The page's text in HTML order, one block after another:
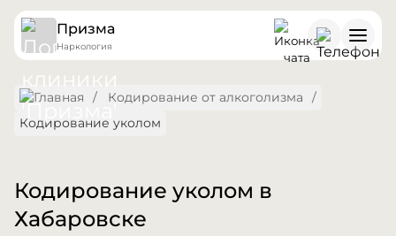
Призма
Наркология
Кодирование от алкоголизма
Кодирование уколом
Кодирование уколом в
Хабаровске